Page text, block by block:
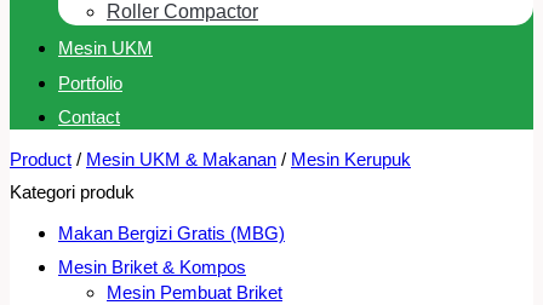
Roller Compactor
Mesin UKM
Portfolio
Contact
Product / Mesin UKM & Makanan / Mesin Kerupuk
Kategori produk
Makan Bergizi Gratis (MBG)
Mesin Briket & Kompos
Mesin Pembuat Briket